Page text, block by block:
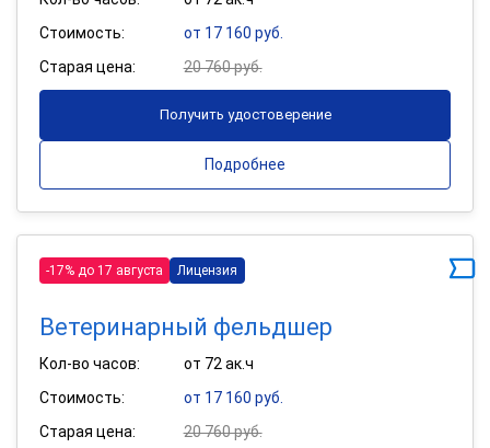
Стоимость:
от 17 160 руб.
Старая цена:
20 760 руб.
Получить удостоверение
Подробнее
-17% до 17 августа Лицензия
Ветеринарный фельдшер
Кол-во часов:
от 72 ак.ч
Стоимость:
от 17 160 руб.
Старая цена:
20 760 руб.